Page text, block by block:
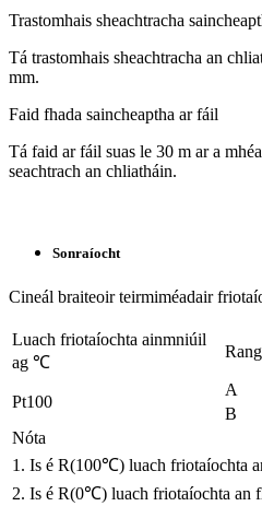
Trastomhais sheachtracha
Tá trastomhais sheachtracha an
mm.
Faid fhada saincheaptha ar fáil
Tá faid ar fáil suas le 30 m ar a
seachtrach an chliatháin.
Sonraíocht
Cineál braiteoir teirmiméadair
Luach friotaíochta ainmniúil
ag ℃
Rang
Pt100
A
B
Nóta
1. Is é R(100℃) luach friotaíochta
2. Is é R(0℃) luach friotaíochta an